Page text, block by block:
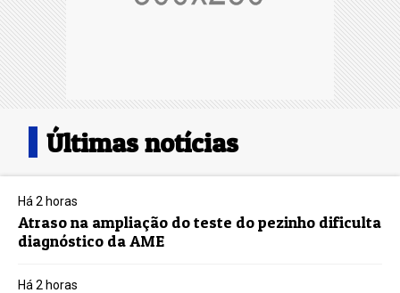
Últimas notícias
Há 2 horas
Atraso na ampliação do teste do pezinho dificulta
diagnóstico da AME
Há 2 horas